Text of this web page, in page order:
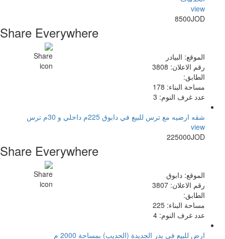
view
8500JOD
Share Everywhere
الموقع: البيادر
رقم الاعلان: 3808
الطابق:
مساحة البناء: 178
عدد غرف النوم: 3
شقه ارضيه مع ترس للبيع في دابوق 225م داخلي و 30م ترس
view
225000JOD
Share Everywhere
الموقع: دابوق
رقم الاعلان: 3807
الطابق:
مساحة البناء: 225
عدد غرف النوم: 4
ارض للبيع في بدر الجديدة (الحديب) بمساحة 2000 م